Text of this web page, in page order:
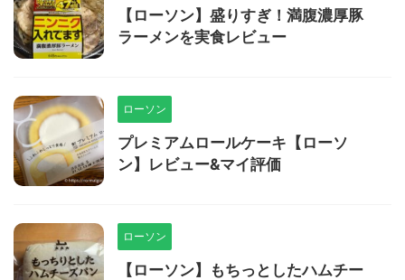
【ローソン】盛りすぎ！満腹濃厚豚
ラーメンを実食レビュー
ローソン
プレミアムロールケーキ【ローソ
ン】レビュー&マイ評価
ローソン
【ローソン】もちっとしたハムチー